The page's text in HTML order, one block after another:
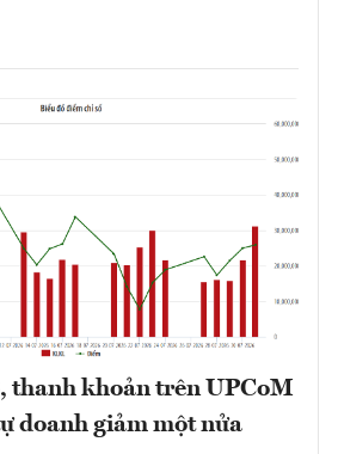
thanh khoản trên UPCoM
doanh giảm một nửa